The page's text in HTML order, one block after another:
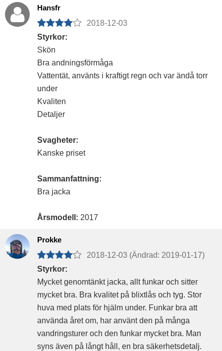
Hansfr
2018-12-03
Styrkor:
Skön
Bra andningsförmåga
Vattentät, använts i kraftigt regn och var ändå torr
under
Kvaliten
Detaljer
Svagheter:
Kanske priset
Sammanfattning:
Bra jacka
Årsmodell: 2017
Prokke
2018-12-03 (Ändrad: 2019-01-17)
Styrkor:
Mycket genomtänkt jacka, allt funkar och sitter
mycket bra. Bra kvalitet på blixtlås och tyg. Stor
huva med plats för hjälm under. Funkar bra att
använda året om, har använt den på många
vandringsturer och den funkar mycket bra. Man
syns även på långt håll, en bra säkerhetsdetalj.